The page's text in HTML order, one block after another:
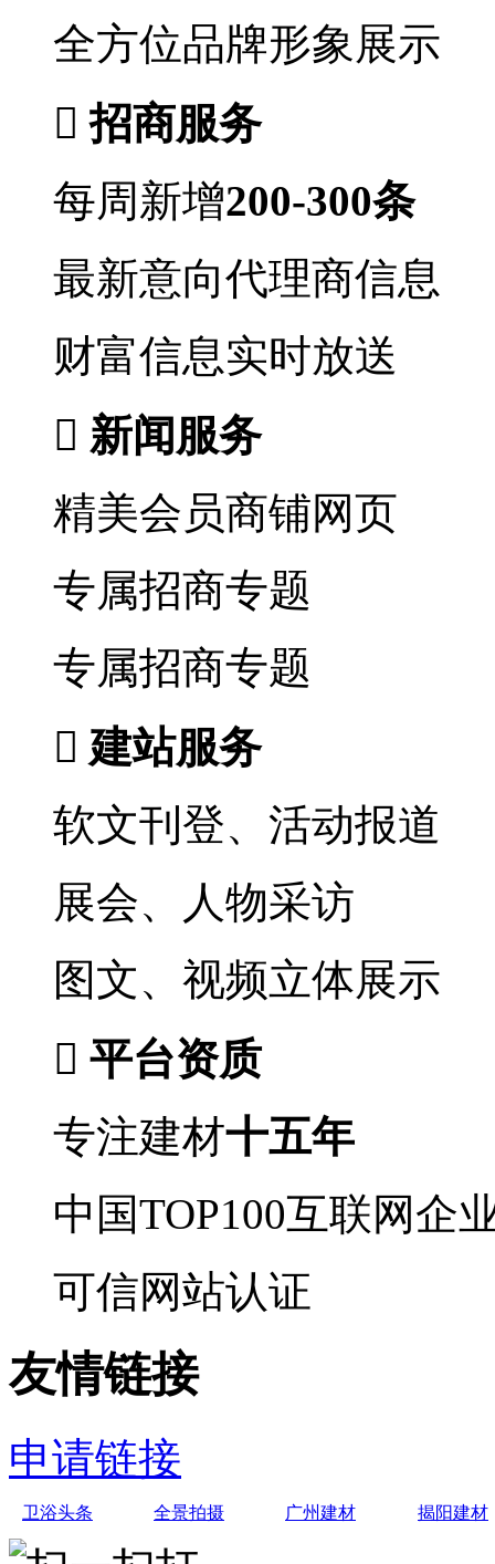
全方位品牌形象展示
 招商服务
每周新增200-300条
最新意向代理商信息
财富信息实时放送
 新闻服务
精美会员商铺网页
专属招商专题
专属招商专题
 建站服务
软文刊登、活动报道
展会、人物采访
图文、视频立体展示
 平台资质
专注建材十五年
中国TOP100互联网企
可信网站认证
友情链接
申请链接
卫浴头条 全景拍摄 广州建材 揭阳建材